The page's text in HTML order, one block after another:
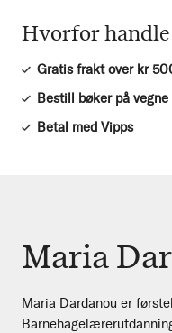
Hvorfor handle
Gratis frakt over kr
Bestill bøker på
Betal med Vipps
Maria
Maria Dardanou er